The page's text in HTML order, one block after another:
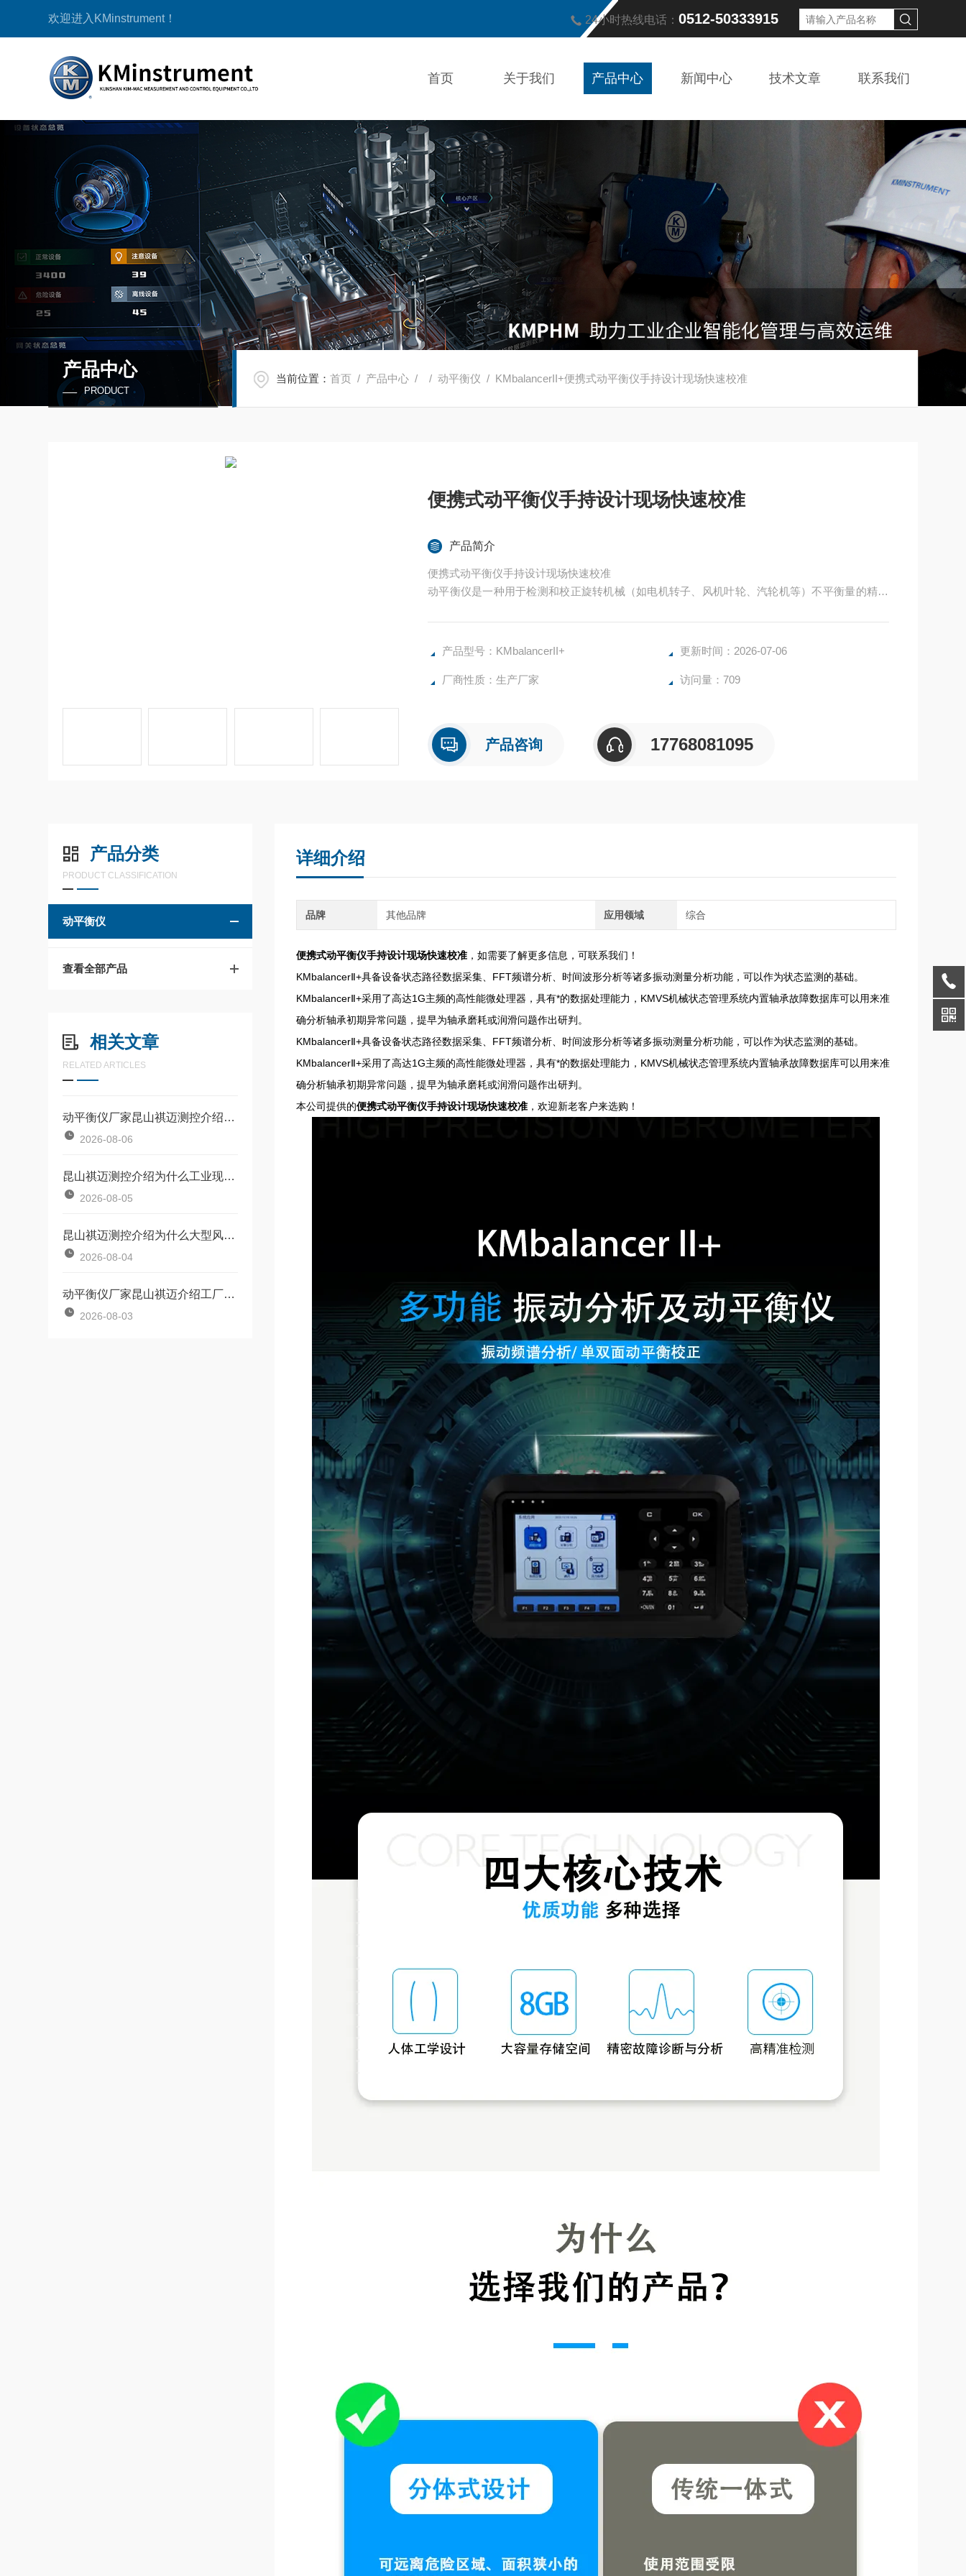
欢迎进入KMinstrument！ 24小时热线电话： 0512-50333915
首页 关于我们 产品中心 新闻中心 技术文章 联系我们
产品中心
PRODUCT
当前位置：首页 / 产品中心 / /动平衡仪 / KMbalancerII+便携式动平衡仪手持设计现场快速校准
便携式动平衡仪手持设计现场快速校准
产品简介
便携式动平衡仪手持设计现场快速校准
动平衡仪是一种用于检测和校正旋转机械（如电机转子、风机叶轮、汽轮机等）不平衡量的精密
产品型号：KMbalancerII+
更新时间：2026-07-06
厂商性质：生产厂家 访问量：709
产品咨询 17768081095
产品分类
PRODUCT CLASSIFICATION
动平衡仪
查看全部产品
相关文章
RELATED ARTICLES
动平衡仪厂家昆山祺迈测控介绍单面和双面动平衡仪选型标准详解
2026-08-06
昆山祺迈测控介绍为什么工业现场优先使用便携式动平衡仪？
2026-08-05
昆山祺迈测控介绍为什么大型风机必须做双面动平衡？
2026-08-04
动平衡仪厂家昆山祺迈介绍工厂设备频繁坏大概率是不平衡未治理
2026-08-03
详细介绍
品牌 其他品牌 应用领域 综合
便携式动平衡仪手持设计现场快速校准，如需要了解更多信息，可联系我们！
KMbalancerⅡ+具备设备状态路径数据采集、FFT频谱分析、时间波形分析等诸多振动测量分析功能，可以作为状态监测的基础。
KMbalancerⅡ+采用了高达1G主频的高性能微处理器，具有*的数据处理能力，KMVS机械状态管理系统内置轴承故障数据库可以用来准
确分析轴承初期异常问题，提早为轴承磨耗或润滑问题作出研判。
KMbalancerⅡ+具备设备状态路径数据采集、FFT频谱分析、时间波形分析等诸多振动测量分析功能，可以作为状态监测的基础。
KMbalancerⅡ+采用了高达1G主频的高性能微处理器，具有*的数据处理能力，KMVS机械状态管理系统内置轴承故障数据库可以用来准
确分析轴承初期异常问题，提早为轴承磨耗或润滑问题作出研判。
本公司提供的便携式动平衡仪手持设计现场快速校准，欢迎新老客户来选购！